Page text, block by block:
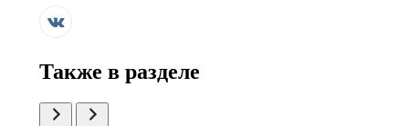
Также в разделе